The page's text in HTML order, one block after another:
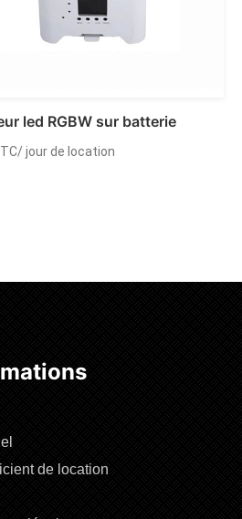
led RGBW sur batterie
/ jour de location
de location